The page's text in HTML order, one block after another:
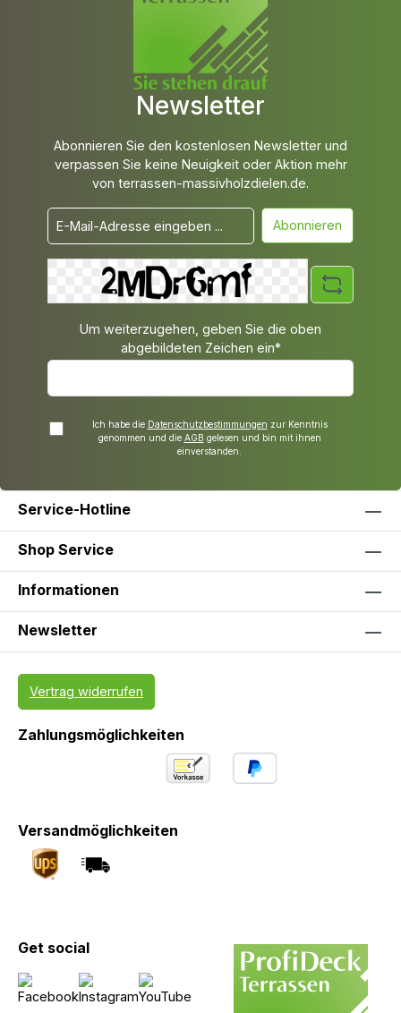
Newsletter
Abonnieren Sie den kostenlosen Newsletter und
verpassen Sie keine Neuigkeit oder Aktion mehr
von terrassen-massivholzdielen.de.
Abonnieren
Um weiterzugehen, geben Sie die oben
abgebildeten Zeichen ein*
Ich habe die Datenschutzbestimmungen zur Kenntnis
genommen und die AGB gelesen und bin mit ihnen
einverstanden.
Service-Hotline
Shop Service
Informationen
Newsletter
Vertrag widerrufen
Zahlungsmöglichkeiten
Versandmöglichkeiten
Get social